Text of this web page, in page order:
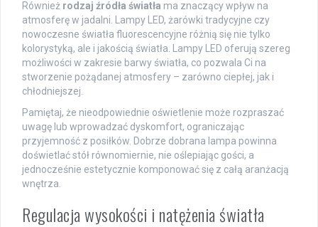
Również rodzaj źródła światła ma znaczący wpływ na
atmosferę w jadalni. Lampy LED, żarówki tradycyjne czy
nowoczesne światła fluorescencyjne różnią się nie tylko
kolorystyką, ale i jakością światła. Lampy LED oferują szereg
możliwości w zakresie barwy światła, co pozwala Ci na
stworzenie pożądanej atmosfery – zarówno ciepłej, jak i
chłodniejszej.
Pamiętaj, że nieodpowiednie oświetlenie może rozpraszać
uwagę lub wprowadzać dyskomfort, ograniczając
przyjemność z posiłków. Dobrze dobrana lampa powinna
doświetlać stół równomiernie, nie oślepiając gości, a
jednocześnie estetycznie komponować się z całą aranżacją
wnętrza.
Regulacja wysokości i natężenia światła